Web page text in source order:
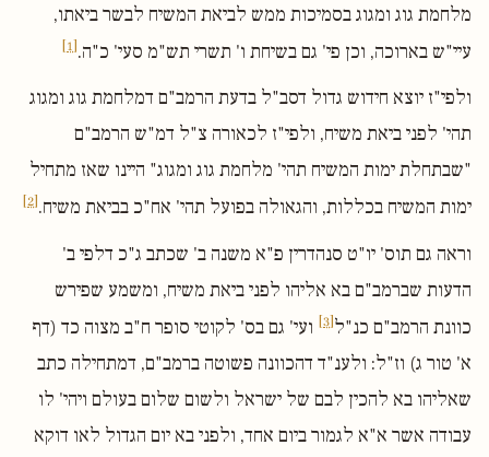
מלחמת גוג ומגוג בסמיכות ממש לביאת המשיח לבשר ביאתו,
עיי"ש בארוכה, וכן פי' גם בשיחת ו' תשרי תש"מ סעי' כ"ה.[1]
ולפי"ז יוצא חידוש גדול דסב"ל בדעת הרמב"ם דמלחמת גוג ומגוג
תהי' לפני ביאת משיח, ולפי"ז לכאורה צ"ל דמ"ש הרמב"ם
"שבתחלת ימות המשיח תהי' מלחמת גוג ומגוג" היינו שאז מתחיל
ימות המשיח בכללות, והגאולה בפועל תהי' אח"כ בביאת משיח.[2]
וראה גם תוס' יו"ט סנהדרין פ"א משנה ב' שכתב ג"כ דלפי ב'
הדעות שברמב"ם בא אליהו לפני ביאת משיח, ומשמע שפירש
כוונת הרמב"ם כנ"ל[3]
ועי' גם בס' לקוטי סופר ח"ב מצוה כד (דף
א' טור ג) וז"ל: ולענ"ד דהכוונה פשוטה ברמב"ם, דמתחילה כתב
שאליהו בא להכין לבם של ישראל ולשום שלום בעולם ויהי' לו
עבודה אשר א"א לגמור ביום אחד, ולפני בא יום הגדול לאו דוקא